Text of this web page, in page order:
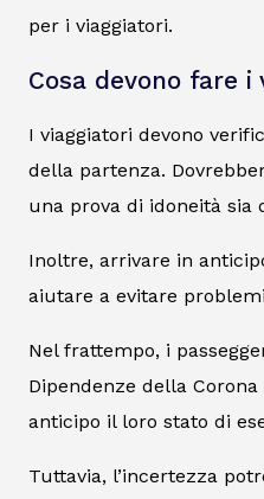
per i viaggiatori.
Cosa devono fare i
I viaggiatori devono
della partenza.
una prova di idoneità sia
Inoltre, arrivare in
aiutare a evitare
Nel frattempo, i
Dipendenze della
anticipo il loro stato di
Tuttavia, l’incertezza